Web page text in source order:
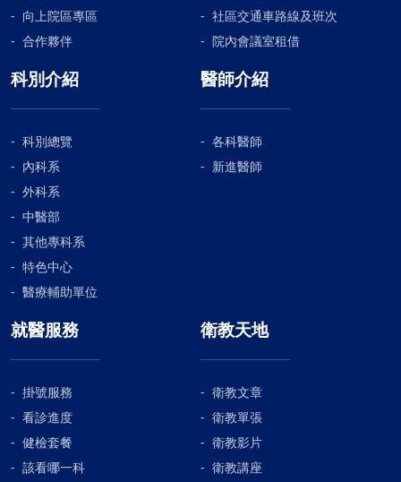
向上院區專區
社區交通車路線及班次
合作夥伴
院內會議室租借
科別介紹
科別總覽
內科系
外科系
中醫部
其他專科系
特色中心
醫療輔助單位
醫師介紹
各科醫師
新進醫師
就醫服務
掛號服務
看診進度
健檢套餐
該看哪一科
衛教天地
衛教文章
衛教單張
衛教影片
衛教講座